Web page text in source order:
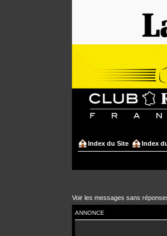
Index du Site Index
Voir les messages sans
ANNONCE